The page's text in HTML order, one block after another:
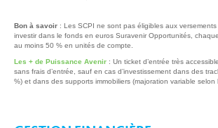
Bon à savoir : Les SCPI ne sont pas éligibles aux
investir dans le fonds en euros Suravenir Opportunités,
au moins 50 % en unités de compte.
Les + de Puissance Avenir : Un ticket d’entrée très
sans frais d’entrée, sauf en cas d’investissement dans des
%) et dans des supports immobiliers (majoration variable selon